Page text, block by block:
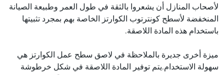
لأصحاب المنازل أن يشعروا بالثقة في طول العمر وطبيعة الصيانة
المنخفضة لأسطح كونترتوب الكوارتز الخاصة بهم بمجرد تثبيتها
باستخدام هذه المادة اللاصقة.
ميزة أخرى جديرة بالملاحظة في لاصق سطح عمل الكوارتز هي
سهولة الاستخدام.يتم توفير المادة اللاصقة في شكل خرطوشة